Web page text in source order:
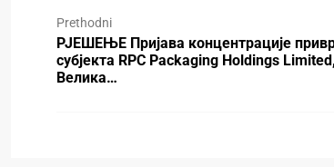
Prethodni
РЈЕШЕЊЕ Пријава концентрације
субјекта RPC Packaging Holdings Limited,
Велика…